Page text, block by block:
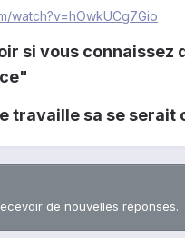
watch?v=hOwkUCg7Gio
si vous
travaille sa se serait
de nouvelles réponses.